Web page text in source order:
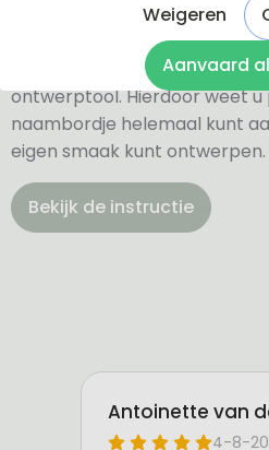
Via onderstaande knop komt
een tutorial die u een
ontwerptool. Hierdoor weet u
naambordje helemaal kunt
eigen smaak kunt ontwerpen.
Bekijk de instructie
Weigeren
Aanvaard